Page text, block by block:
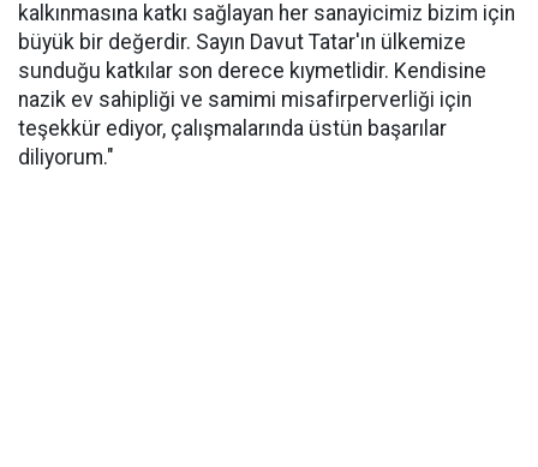
kalkınmasına katkı sağlayan her sanayicimiz bizim için
büyük bir değerdir. Sayın Davut Tatar'ın ülkemize
sunduğu katkılar son derece kıymetlidir. Kendisine
nazik ev sahipliği ve samimi misafirperverliği için
teşekkür ediyor, çalışmalarında üstün başarılar
diliyorum."